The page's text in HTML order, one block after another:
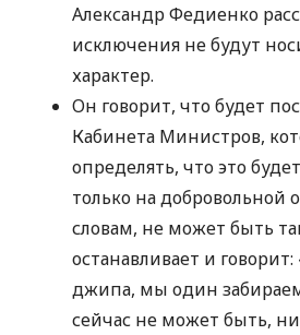
Александр Федиенко
исключения не будут
характер.
Он говорит, что будет
Кабинета Министров,
определять, что это
только на добровольной
словам, не может быть
останавливает и говорит:
джипа, мы один
сейчас не может быть,